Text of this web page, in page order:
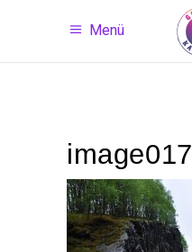
Menü
image017